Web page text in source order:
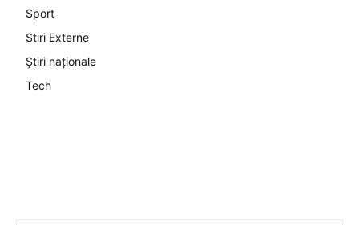
Sport
Stiri Externe
Știri naționale
Tech